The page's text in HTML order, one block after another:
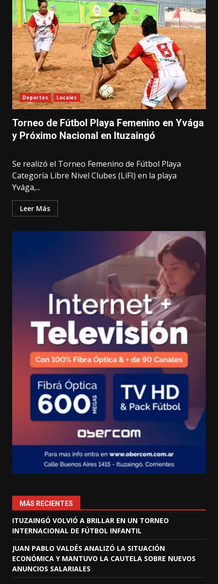
Deportes Locales
Torneo de Fútbol Playa Femenino en Yvága
y Próximo Nacional en Ituzaingó
Se realizó el Torneo Femenino de Fútbol Playa
Categoría Libre Nivel Clubes (LiFI) en la playa
Yvága,...
Leer Más
MÁS RECIENTES
ITUZAINGÓ VOLVIÓ A BRILLAR EN UN TORNEO
INTERNACIONAL DE FÚTBOL INFANTIL
JUAN PABLO VALDÉS ANALIZÓ LA SITUACIÓN
ECONÓMICA Y MANTUVO LA CAUTELA SOBRE NUEVOS
ANUNCIOS SALARIALES